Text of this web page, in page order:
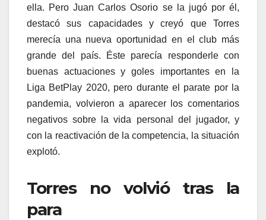
ella. Pero Juan Carlos Osorio se la jugó por él,
destacó sus capacidades y creyó que Torres
merecía una nueva oportunidad en el club más
grande del país. Éste parecía responderle con
buenas actuaciones y goles importantes en la
Liga BetPlay 2020, pero durante el parate por la
pandemia, volvieron a aparecer los comentarios
negativos sobre la vida personal del jugador, y
con la reactivación de la competencia, la situación
explotó.
Torres no volvió tras la
para